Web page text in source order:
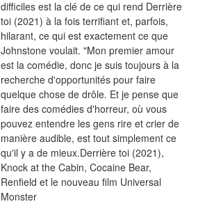
difficiles est la clé de ce qui rend Derrière
toi (2021) à la fois terrifiant et, parfois,
hilarant, ce qui est exactement ce que
Johnstone voulait. "Mon premier amour
est la comédie, donc je suis toujours à la
recherche d'opportunités pour faire
quelque chose de drôle. Et je pense que
faire des comédies d'horreur, où vous
pouvez entendre les gens rire et crier de
manière audible, est tout simplement ce
qu'il y a de mieux.Derrière toi (2021),
Knock at the Cabin, Cocaine Bear,
Renfield et le nouveau film Universal
Monster